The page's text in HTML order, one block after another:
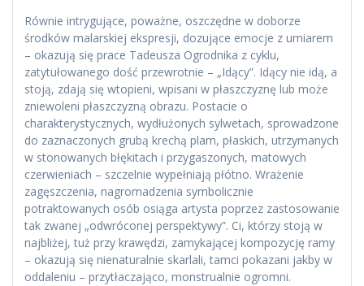
Równie intrygujące, poważne, oszczędne w doborze
środków malarskiej ekspresji, dozujące emocje z umiarem
– okazują się prace Tadeusza Ogrodnika z cyklu,
zatytułowanego dość przewrotnie – „Idący”. Idący nie idą, a
stoją, zdają się wtopieni, wpisani w płaszczyznę lub może
zniewoleni płaszczyzną obrazu. Postacie o
charakterystycznych, wydłużonych sylwetach, sprowadzone
do zaznaczonych grubą krechą plam, płaskich, utrzymanych
w stonowanych błękitach i przygaszonych, matowych
czerwieniach – szczelnie wypełniają płótno. Wrażenie
zagęszczenia, nagromadzenia symbolicznie
potraktowanych osób osiąga artysta poprzez zastosowanie
tak zwanej „odwróconej perspektywy”. Ci, którzy stoją w
najbliżej, tuż przy krawędzi, zamykającej kompozycję ramy
– okazują się nienaturalnie skarlali, tamci pokazani jakby w
oddaleniu – przytłaczająco, monstrualnie ogromni.